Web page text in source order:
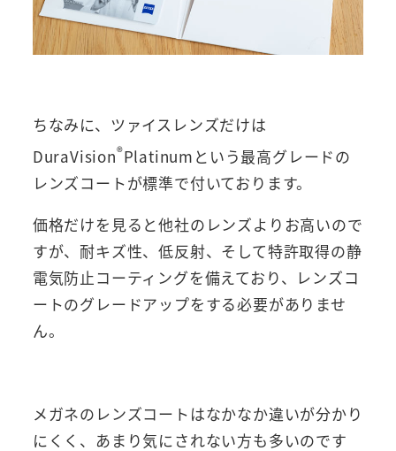
ちなみに、ツァイスレンズだけは
DuraVision®Platinumという最高グレードの
レンズコートが標準で付いております。
価格だけを見ると他社のレンズよりお高いので
すが、耐キズ性、低反射、そして特許取得の静
電気防止コーティングを備えており、レンズコ
ートのグレードアップをする必要がありませ
ん。
メガネのレンズコートはなかなか違いが分かり
にくく、あまり気にされない方も多いのです